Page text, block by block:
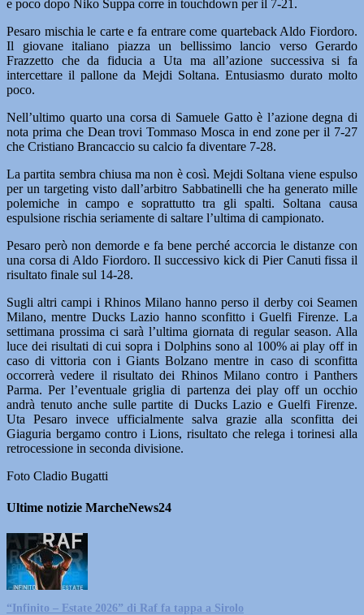
e poco dopo Niko Suppa corre in touchdown per il 7-21.
Pesaro mischia le carte e fa entrare come quarteback Aldo Fiordoro.
Il giovane italiano piazza un bellissimo lancio verso Gerardo
Frazzetto che da fiducia a Uta ma all’azione successiva si fa
intercettare il pallone da Mejdi Soltana. Entusiasmo durato molto
poco.
Nell’ultimo quarto una corsa di Samuele Gatto è l’azione degna di
nota prima che Dean trovi Tommaso Mosca in end zone per il 7-27
che Cristiano Brancaccio su calcio fa diventare 7-28.
La partita sembra chiusa ma non è così. Mejdi Soltana viene espulso
per un targeting visto dall’arbitro Sabbatinelli che ha generato mille
polemiche in campo e soprattutto tra gli spalti. Soltana causa
espulsione rischia seriamente di saltare l’ultima di campionato.
Pesaro però non demorde e fa bene perché accorcia le distanze con
una corsa di Aldo Fiordoro. Il successivo kick di Pier Canuti fissa il
risultato finale sul 14-28.
Sugli altri campi i Rhinos Milano hanno perso il derby coi Seamen
Milano, mentre Ducks Lazio hanno sconfitto i Guelfi Firenze. La
settimana prossima ci sarà l’ultima giornata di regular season. Alla
luce dei risultati di cui sopra i Dolphins sono al 100% ai play off in
caso di vittoria con i Giants Bolzano mentre in caso di sconfitta
occorrerà vedere il risultato dei Rhinos Milano contro i Panthers
Parma. Per l’eventuale griglia di partenza dei play off un occhio
andrà tenuto anche sulle partite di Ducks Lazio e Guelfi Firenze.
Uta Pesaro invece ufficialmente salva grazie alla sconfitta dei
Giaguria bergamo contro i Lions, risultato che relega i torinesi alla
retrocessione in seconda divisione.
Foto Cladio Bugatti
Ultime notizie MarcheNews24
“Infinito – Estate 2026” di Raf fa tappa a Sirolo